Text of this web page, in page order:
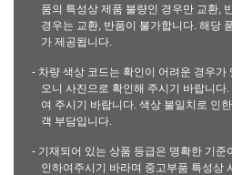
품의 특성상 제품 불량인 경우만 교환,
경우는 교환, 반품이 불가합니다. 해당
가 제공됩니다.
- 차량 색상 코드는 확인이 어려운 경우가
오니 사진으로 확인해 주시기 바랍니다
여 주시기 바랍니다. 색상 불일치로 인
객 부담입니다.
- 기재되어 있는 상품 등급은 명확한 기준
인하여주시기 바라며 중고부품 특성상